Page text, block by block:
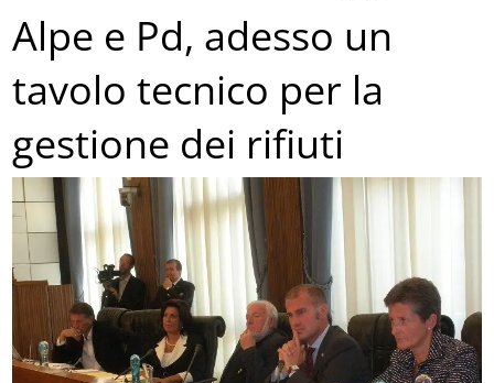
Alpe e Pd, adesso un
tavolo tecnico per la
gestione dei rifiuti